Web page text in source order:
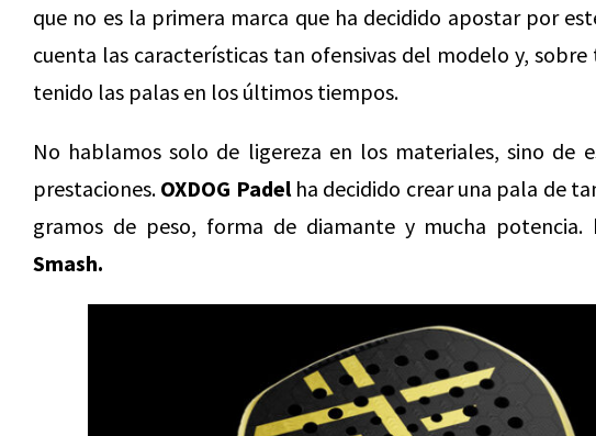
que no es la primera marca que ha decidido apostar por
cuenta las características tan ofensivas del modelo y,
tenido las palas en los últimos tiempos.
No hablamos solo de ligereza en los materiales, sino de
prestaciones. OXDOG Padelha decidido crear una pala de
gramos de peso, forma de diamante y mucha potencia.
Smash.